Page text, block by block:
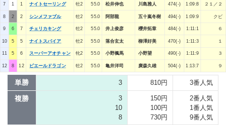
7 1 1 ナイトセーリング 牡2 55.0 松井伸也 川島雅人 474(-) 1:09:8 ２１／２
8 2 2 シンメファブル 牡2 55.0 阿部龍 五十嵐冬樹 494(-) 1:09:9 クビ
9 6 7 チェリカキング 牡2 55.0 井上俊彦 櫻井拓章 484(-) 1:11:1 ６
10 5 5 ナイトスパイア 牡2 55.0 落合玄太 柳澤好美 470(-) 1:11:3 １
11 5 6 スーパーアオチャン 牝2 55.0 小野楓馬 小野望 490(-) 1:11:9 ３
12 8 12 ピエールドラゴン 牡2 55.0 亀井洋司 廣森久雄 504(-) 1:13:7 ９
単勝 3 810円 3番人気
複勝
3
10
8
150円
100円
730円
2番人気
1番人気
9番人気